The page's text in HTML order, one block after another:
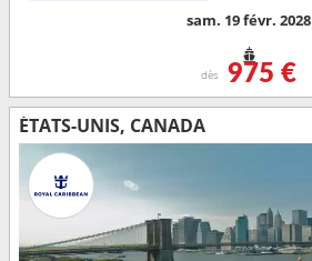
sam. 19 févr. 2028
dès 975 €
ÉTATS-UNIS, CANADA